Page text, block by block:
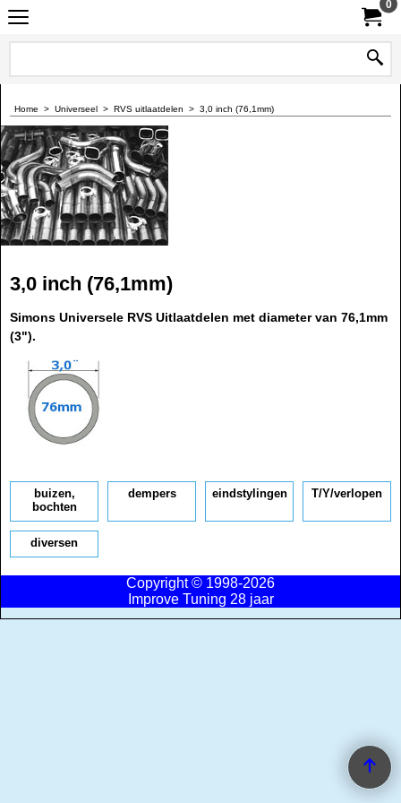
0
Home > Universeel > RVS uitlaatdelen > 3,0 inch (76,1mm)
3,0 inch (76,1mm)
Simons Universele RVS Uitlaatdelen met diameter van 76,1mm
(3").
buizen,
bochten
dempers eindstylingen T/Y/verlopen
diversen
Copyright © 1998-2026
Improve Tuning 28 jaar